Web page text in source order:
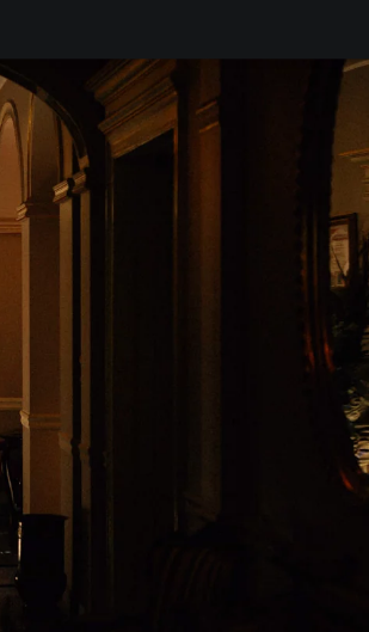
REPORTAŻ ŚLUBNY DLA PAR